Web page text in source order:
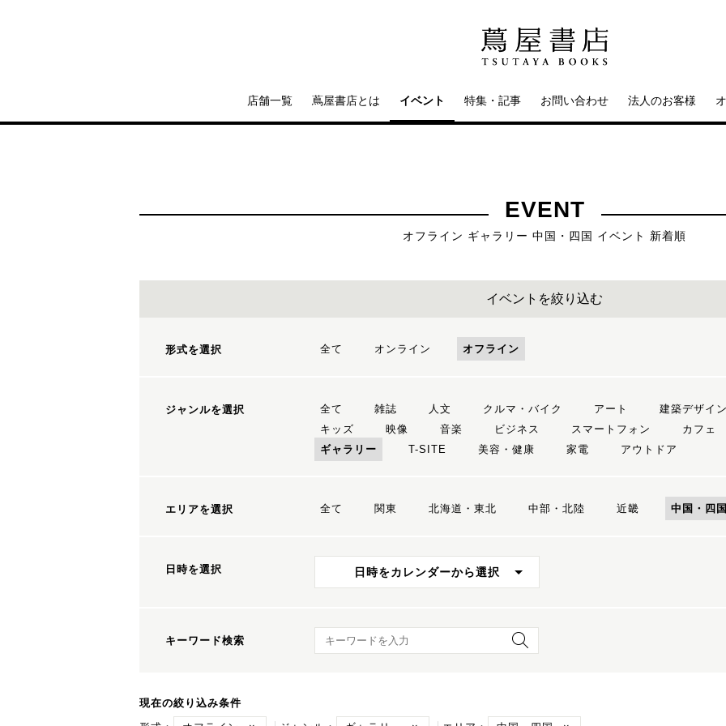
店舗一覧 蔦屋書店とは イベント 特集・記事 お問い合わせ 法人のお客様
EVENT
オフライン ギャラリー 中国・四国 イベント 新着順
イベントを絞り込む
形式を選択 全て オンライン オフライン
ジャンルを選択 全て 雑誌 人文 クルマ・バイク アート 建築デザイン
キッズ
映像 音楽 ビジネス スマートフォン カフェ
ギャラリー
T-SITE 美容・健康 家電 アウトドア
エリアを選択 全て 関東 北海道・東北 中部・北陸 近畿 中国・四国
日時を選択 日時をカレンダーから選択
キーワード検索 キーワード検索
現在の絞り込み条件